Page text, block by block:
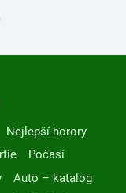
Nejlepší horory
Počasí
Auto – katalog